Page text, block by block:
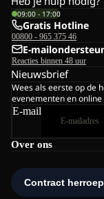
Over ons
09:00 - 17:00
Gratis Hotline
00800 - 965 375 46
E-
Reacties binnen 48 uur
Nieuwsbrief
Wees als eerste op de
evenementen en
E-mail